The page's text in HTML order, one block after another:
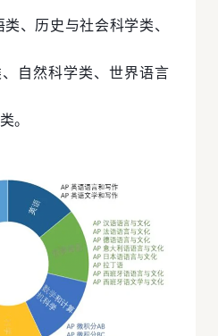
、历史与社会科学类、
自然科学类、世界语言
。